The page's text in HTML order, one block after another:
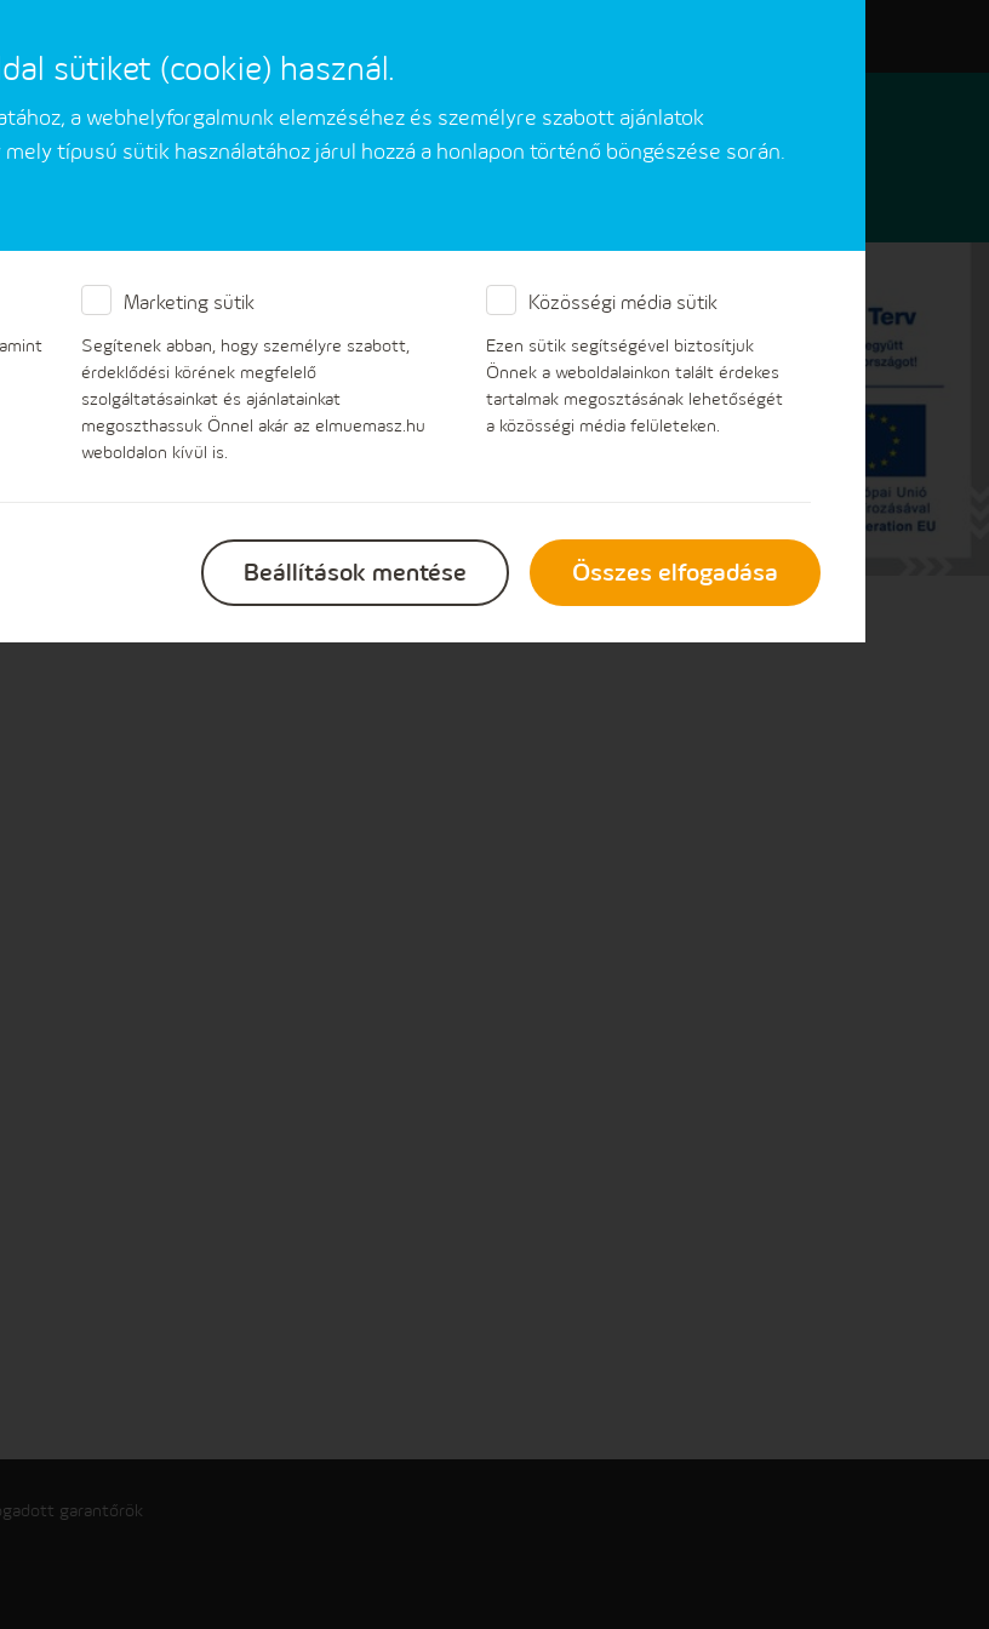
elfogadott garantőrök
által elfogadott garantőrök listája
garantőrök
sütiket (cookie) használ.
a webhelyforgalmunk elemzéséhez és személyre szabott ajánlatok
típusú sütik használatához járul hozzá a honlapon történő böngészése során.
Marketing sütik
Segítenek abban, hogy személyre szabott,
érdeklődési körének megfelelő
szolgáltatásainkat és ajánlatainkat
megoszthassuk Önnel akár az elmuemasz.hu
weboldalon kívül is.
Közösségi média sütik
Ezen sütik segítségével biztosítjuk
Önnek a weboldalainkon talált érdekes
tartalmak megosztásának lehetőségét
a közösségi média felületeken.
Beállítások mentése Összes elfogadása